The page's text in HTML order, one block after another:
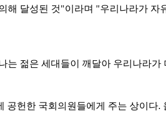
달성된 것"이라며 "우리나라가
젊은 세대들이 깨달아 우리나라
헌한 국회의원들에게 주는 상이다